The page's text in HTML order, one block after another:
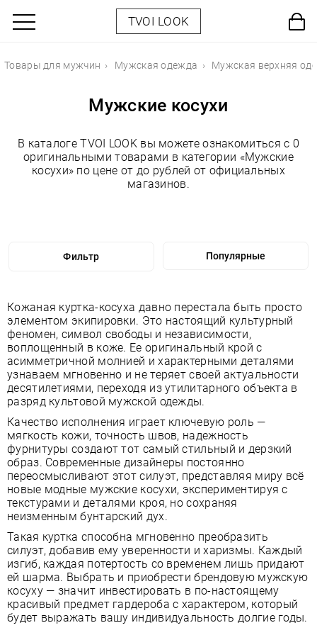
TVOI LOOK
Товары для мужчин Мужская одежда Мужская верхняя
Мужские косухи
В каталоге TVOI LOOK вы можете ознакомиться с 0
оригинальными товарами в категории «Мужские
косухи» по цене от до рублей от официальных
магазинов.
Фильтр
Кожаная куртка-косуха давно перестала быть просто
элементом экипировки. Это настоящий культурный
феномен, символ свободы и независимости,
воплощенный в коже. Ее оригинальный крой с
асимметричной молнией и характерными деталями
узнаваем мгновенно и не теряет своей актуальности
десятилетиями, переходя из утилитарного объекта в
разряд культовой мужской одежды.
Качество исполнения играет ключевую роль —
мягкость кожи, точность швов, надежность
фурнитуры создают тот самый стильный и дерзкий
образ. Современные дизайнеры постоянно
переосмысливают этот силуэт, представляя миру всё
новые модные мужские косухи, экспериментируя с
текстурами и деталями кроя, но сохраняя
неизменным бунтарский дух.
Такая куртка способна мгновенно преобразить
силуэт, добавив ему уверенности и харизмы. Каждый
изгиб, каждая потертость со временем лишь придают
ей шарма. Выбрать и приобрести брендовую мужскую
косуху — значит инвестировать в по-настоящему
красивый предмет гардероба с характером, который
будет выражать вашу индивидуальность долгие годы.